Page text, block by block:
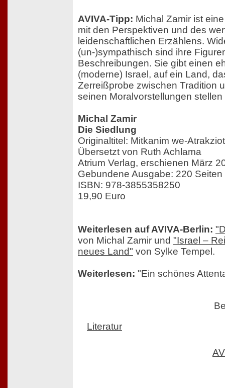
AVIVA-Tipp: Michal Zamir ist
mit den Perspektiven und des
leidenschaftlichen Erzählens.
(un-)sympathisch sind ihre
Beschreibungen. Sie gibt einen
(moderne) Israel, auf ein Land,
Zerreißprobe zwischen Tradition
seinen Moralvorstellungen stellen
Michal Zamir
Die Siedlung
Originaltitel: Mitkanim we-Atrakziot
Übersetzt von Ruth Achlama
Atrium Verlag, erschienen März
Gebundene Ausgabe: 220 Seiten
ISBN: 978-3855358250
19,90 Euro
Weiterlesen auf AVIVA-Berlin:
von Michal Zamir und "Israel –
neues Land" von Sylke Tempel.
Weiterlesen: "Ein schönes
Literatur